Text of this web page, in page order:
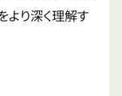
より深く理解す